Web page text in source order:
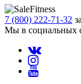
7 (800) 222-71-32
Мы в социальных